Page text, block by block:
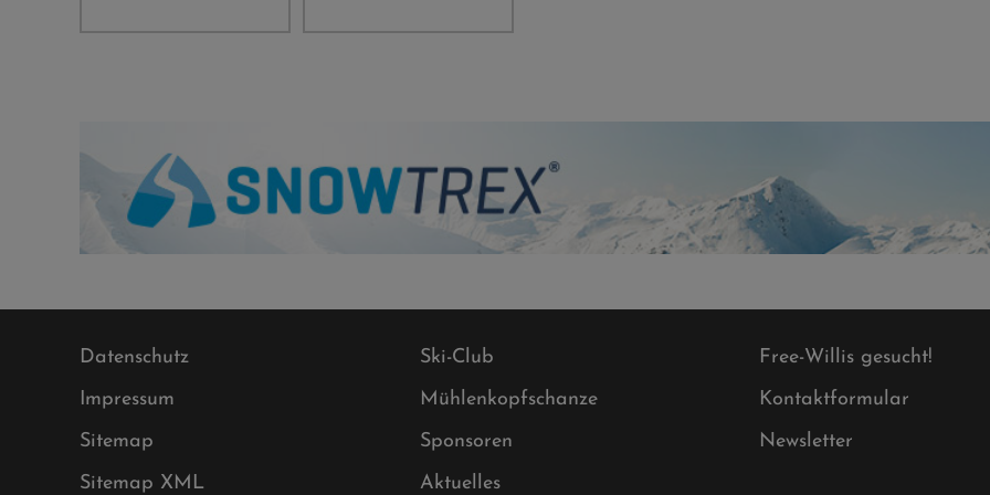
Datenschutz
Impressum
Sitemap
Sitemap XML
Ski-Club
Mühlenkopfschanze
Sponsoren
Aktuelles
Free-Willis gesucht!
Kontaktformular
Newsletter